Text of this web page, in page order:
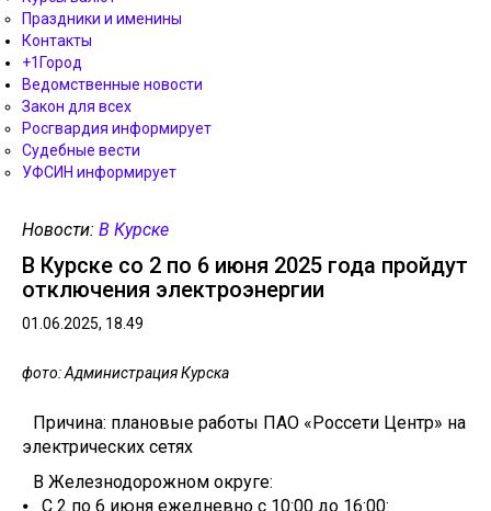
Праздники и именины
Контакты
+1Город
Ведомственные новости
Закон для всех
Росгвардия информирует
Судебные вести
УФСИН информирует
Новости: В Курске
В Курске со 2 по 6 июня 2025 года пройдут
отключения электроэнергии
01.06.2025, 18.49
фото: Администрация Курска
Причина: плановые работы ПАО «Россети Центр» на
электрических сетях
В Железнодорожном округе:
⦁ С 2 по 6 июня ежедневно с 10:00 до 16:00: